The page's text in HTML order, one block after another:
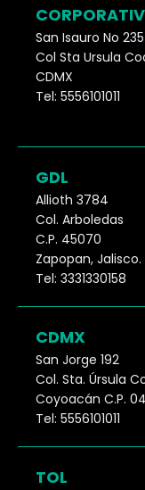
San Isauro No 235
Col Sta Ursula
CDMX
Tel: 5556101011
GDL
Allioth 3784
Col. Arboledas
C.P. 45070
Zapopan, Jalisco.
Tel: 3331330158
CDMX
San Jorge 192
Col. Sta. Úrsula
Coyoacán C.P.
Tel: 5556101011
TOL